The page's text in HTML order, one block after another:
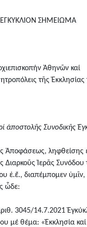
ΕΓΚΥΚΛΙΟΝ ΣΗΜΕΙΩΜΑ
Ἀθηνῶν καί
τῆς Ἐκκλησίας
ἀποστολῆς Συνοδικῆς
Ἀποφάσεως, ληφθείσης
Διαρκοῦς Ἱερᾶς Συνόδου
ἐ.ἔ., διαπέμπομεν ὑμῖν,
ὧδε:
3045/14.7.2021
μέ θέμα: «Ἐκκλησία καί